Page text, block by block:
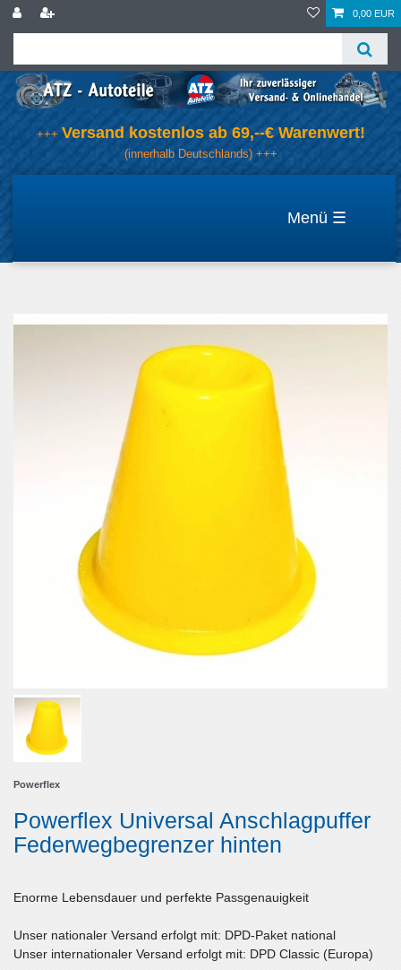
0,00 EUR
+++ Versand kostenlos ab 69,--€ Warenwert!
(innerhalb Deutschlands) +++
☰
Powerflex
Powerflex Universal Anschlagpuffer
Federwegbegrenzer hinten
Enorme Lebensdauer und perfekte Passgenauigkeit
Unser nationaler Versand erfolgt mit: DPD-Paket national
Unser internationaler Versand erfolgt mit: DPD Classic (Europa)